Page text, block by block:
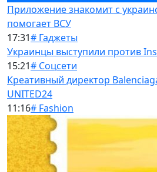
Приложение знакомит с
помогает ВСУ
17:31# Гаджеты
Украинцы выступили против
15:21# Соцсети
Креативный директор
UNITED24
11:16# Fashion